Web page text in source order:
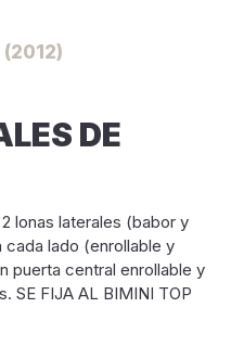
(2012)
DE
lonas laterales (babor y
lado (enrollable y
puerta central enrollable y
SE FIJA AL BIMINI TOP